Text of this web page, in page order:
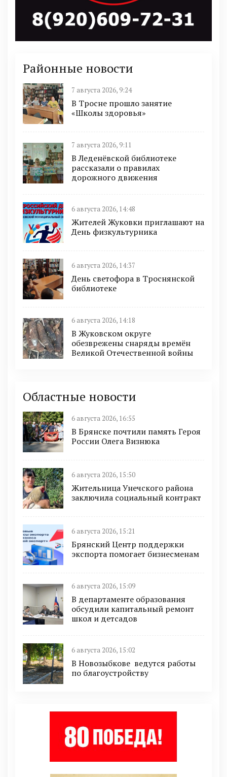
Районные новости
7 августа 2026, 9:24
В Тросне прошло занятие
«Школы здоровья»
7 августа 2026, 9:11
В Леденёвской библиотеке
рассказали о правилах
дорожного движения
6 августа 2026, 14:48
Жителей Жуковки приглашают на
День физкультурника
6 августа 2026, 14:37
День светофора в Троснянской
библиотеке
6 августа 2026, 14:18
В Жуковском округе
обезврежены снаряды времён
Великой Отечественной войны
Областные новости
6 августа 2026, 16:55
В Брянске почтили память Героя
России Олега Визнюка
6 августа 2026, 15:50
Жительница Унечского района
заключила социальный контракт
6 августа 2026, 15:21
Брянский Центр поддержки
экспорта помогает бизнесменам
6 августа 2026, 15:09
В департаменте образования
обсудили капитальный ремонт
школ и детсадов
6 августа 2026, 15:02
В Новозыбкове ведутся работы
по благоустройству